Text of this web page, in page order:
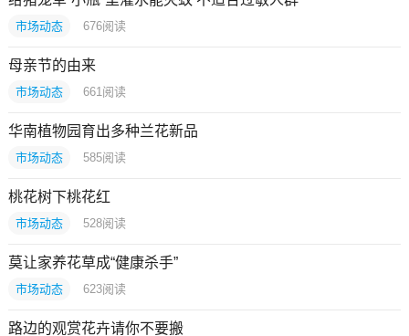
市场动态 676阅读
母亲节的由来
市场动态 661 阅读
华南植物园育出多种兰花新品
市场动态 585阅读
桃花树下桃花红
市场动态 528阅读
莫让家养花草成“健康杀手”
市场动态 623阅读
路边的观赏花卉请你不要搬